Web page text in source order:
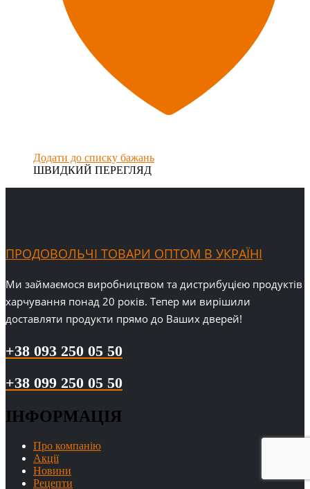
Додати до списку бажань
ШВИДКИЙ ПЕРЕГЛЯД
ПРОДОВОЛЬЧІ ТОВАРИ ОПТОМ В УКРАЇНІ
Ми займаємося виробництвом та дистрибуцією продуктів
харчування понад 20 років. Тепер ми вирішили
доставляти продукти прямо до Ваших дверей!
+38 093 250 05 50
+38 099 250 05 50
ІНФОРМАЦІЯ
Про компанію
Акції
Новини
Рецепти